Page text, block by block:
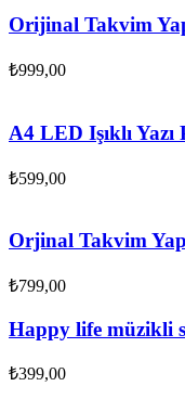
Orijinal Takvim
₺999,00
A4 LED Işıklı Yazı
₺599,00
Orjinal Takvim
₺799,00
Happy life müzikli
₺399,00